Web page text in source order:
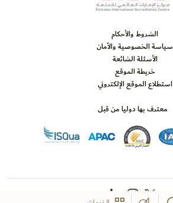
الشروط والأحكام
سياسة الخصوصية والأمان
الأسئلة الشائعة
خريطة الموقع
استطلاع الموقع الإلكتروني
معترف بها دوليا من قبل